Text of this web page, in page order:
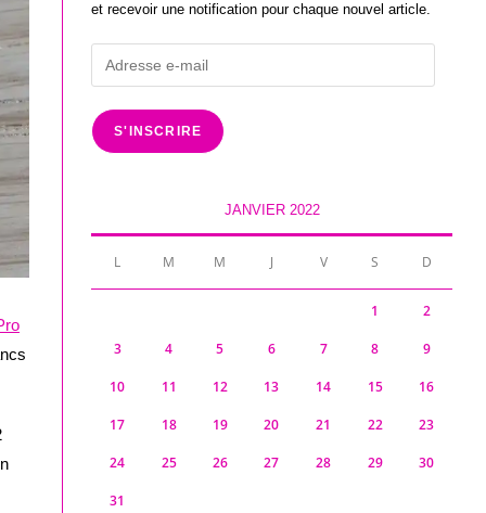
et recevoir une notification pour chaque nouvel article.
Adresse
e-
mail
S'INSCRIRE
JANVIER 2022
L M M J V S D
1 2
3 4 5 6 7 8 9
10 11 12 13 14 15 16
17 18 19 20 21 22 23
24 25 26 27 28 29 30
31